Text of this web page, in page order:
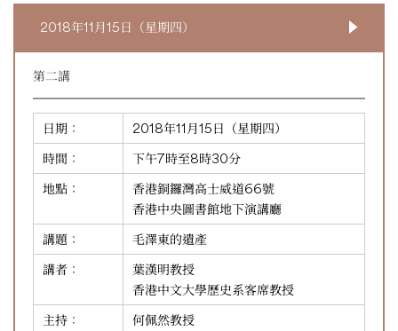
2018年11月15日（星期四）
第二講
日期：
2018年11月15日（星期四）
時間：
下午7時至8時30分
地點：
香港銅鑼灣高士威道66號
香港中央圖書館地下演講廳
講題：
毛澤東的遺產
講者：
葉漢明教授
香港中文大學歷史系客席教授
主持：
何佩然教授